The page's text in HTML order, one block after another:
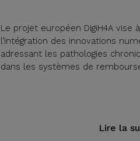
Le projet européen DigiH4A vise
l’intégration des innovations
adressant les pathologies
dans les systèmes de
Lire la